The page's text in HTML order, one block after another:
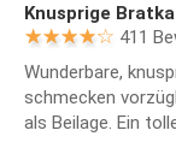
Knusprige
411
Wunderbare,
schmecken
als Beilage. Ein